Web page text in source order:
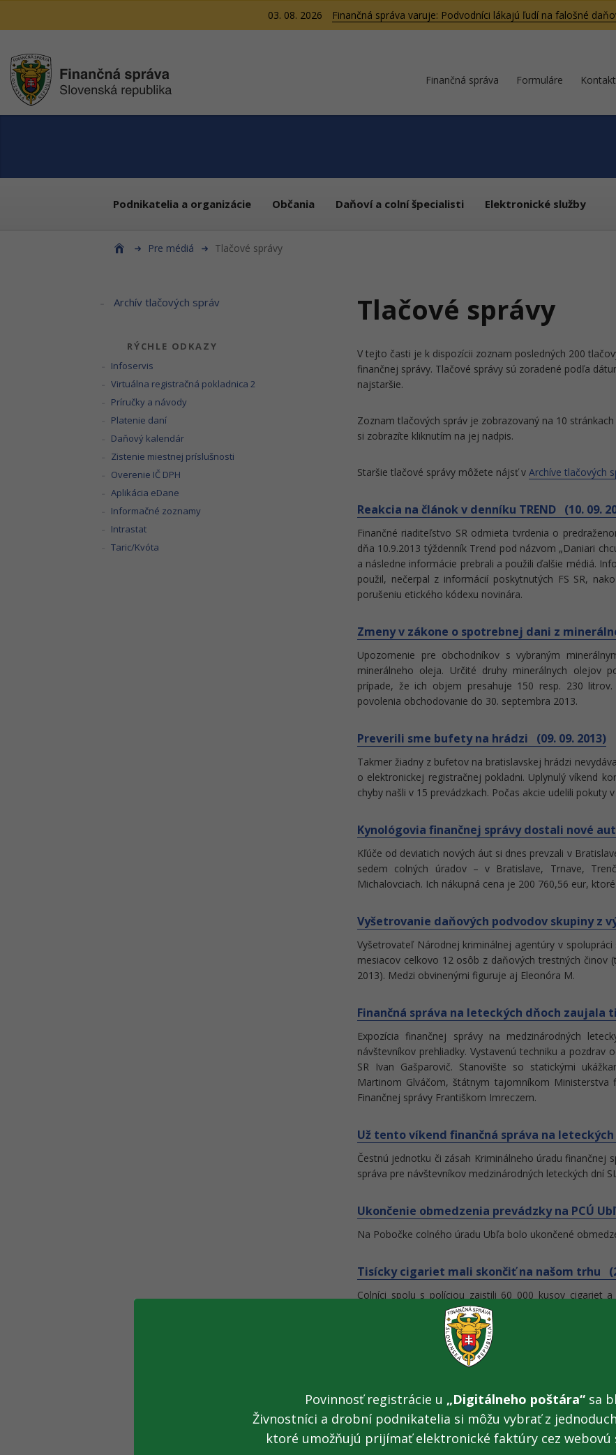
03. 08. 2026
Finančná správa varuje: Podvodníci lákajú ľudí na falošné
Finančná správa Formuláre
Podnikatelia a organizácie Občania Daňoví a colní špecialisti Elektronické služby
Pre médiá Tlačové správy
Archív tlačových správ
RÝCHLE ODKAZY
Infoservis
Virtuálna registračná pokladnica 2
Príručky a návody
Platenie daní
Daňový kalendár
Zistenie miestnej príslušnosti
Overenie IČ DPH
Aplikácia eDane
Informačné zoznamy
Intrastat
Taric/Kvóta
Tlačové správy
V tejto časti je k dispozícii zoznam posledných 200
finančnej správy. Tlačové správy sú zoradené podľa
najstaršie.
Zoznam tlačových správ je zobrazovaný na 10
si zobrazíte kliknutím na jej nadpis.
Staršie tlačové správy môžete nájsť v Archíve tlačových
Reakcia na článok v denníku TREND (10. 09.
Finančné riaditeľstvo SR odmieta tvrdenia o
dňa 10.9.2013 týždenník Trend pod názvom „Daniari
a následne informácie prebrali a použili ďalšie médiá.
použil, nečerpal z informácií poskytnutých FS SR,
porušeniu etického kódexu novinára.
Zmeny v zákone o spotrebnej dani z
Upozornenie pre obchodníkov s vybraným
minerálneho oleja. Určité druhy minerálnych olejov
prípade, že ich objem presahuje 150 resp. 230
povolenia obchodovanie do 30. septembra 2013.
Preverili sme bufety na hrádzi (09. 09. 2013)
Takmer žiadny z bufetov na bratislavskej hrádzi
o elektronickej registračnej pokladni. Uplynulý víkend
chyby našli v 15 prevádzkach. Počas akcie udelili pokuty
Kynológovia finančnej správy dostali nové
Kľúče od deviatich nových áut si dnes prevzali v
sedem colných úradov – v Bratislave, Trnave,
Michalovciach. Ich nákupná cena je 200 760,56 eur,
Vyšetrovanie daňových podvodov skupiny z
Vyšetrovateľ Národnej kriminálnej agentúry v
mesiacov celkovo 12 osôb z daňových trestných činov
2013). Medzi obvinenými figuruje aj Eleonóra M.
Finančná správa na leteckých dňoch zaujala
Expozícia finančnej správy na medzinárodných
návštevníkov prehliadky. Vystavenú techniku a
SR Ivan Gašparovič. Stanovište so statickými
Martinom Glváčom, štátnym tajomníkom Ministerstva
Finančnej správy Františkom Imreczem.
Už tento víkend finančná správa na leteckých
Čestnú jednotku či zásah Kriminálneho úradu finančnej
správa pre návštevníkov medzinárodných leteckých dní
Ukončenie obmedzenia prevádzky na PCÚ
Na Pobočke colného úradu Ubľa bolo ukončené
Tisícky cigariet mali skončiť na našom trhu
Colníci spolu s políciou zaistili 60 000 kusov cigariet
tabakových výrobkov vo výške cca 8 156,16 eur.
Finančná správa na leteckých dňoch (23. 08.
Už o týždeň bude aj finančná správa na 3. ročníku
najväčšia letecká udalosť roka na Slovensku a FS
statických ukážok predvedieme divákom atraktívnu
Preverili sme reštaurácie v bratislavskom
Povinnosť registrácie u „Digitálneho poštára“ sa
Živnostníci a drobní podnikatelia si môžu vybrať z
ktoré umožňujú prijímať elektronické faktúry cez webovú